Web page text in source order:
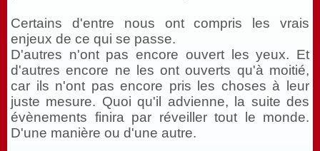
Certains d'entre nous ont compris les vrais
enjeux de ce qui se passe.
D'autres n'ont pas encore ouvert les yeux. Et
d'autres encore ne les ont ouverts qu'à moitié,
car ils n'ont pas encore pris les choses à leur
juste mesure. Quoi qu'il advienne, la suite des
évènements finira par réveiller tout le monde.
D'une manière ou d'une autre.